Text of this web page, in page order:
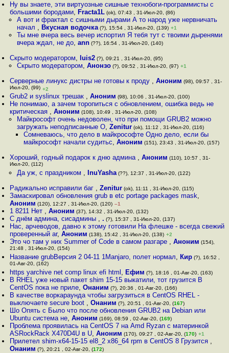
Ну вы знаете, эти виртуозные сишные технобоги-программисты с
большими бородами, Fracta1L (ok), 07:43 , 31-Июл-20, (86)
А вот и фрактал с сишными дырами А то народ уже нервничать
начал , Вкусная водочка(?), 15:54 , 31-Июл-20, (139) +1
Ты мне вчера весь вечер испортил Я тебя тут с твоими дыренями
вчера ждал, не до, ann(??), 16:54 , 31-Июл-20, (140)
Скрыто модератором, luis2 (?), 09:21 , 31-Июл-20, (95)
Скрыто модератором, Анонзо(?), 09:52 , 31-Июл-20, (97) +1
Серверные линукс дистры не готовы к проду ,Аноним (98), 09:57 , 31-
Июл-20, (99) +2
Grub2 и syslinux трешак ,Аноним (98), 10:06 , 31-Июл-20, (100)
Не понимаю, а зачем торопиться с обновлением, ошибка ведь не
критическая ,Аноним (108), 10:49 , 31-Июл-20, (108)
Майкрософт очень недоволен, что при помощи GRUB2 можно
загружать неподписанные О, Zenitur(ok), 11:12 , 31-Июл-20, (116)
Сомневаюсь, что дело в майкрософте Одно дело, если бы
майкрософт начали судитьс, Аноним (151), 23:43 , 31-Июл-20, (157)
Хороший, годный подарок к дню админа ,Аноним (110), 10:57 , 31-
Июл-20, (112)
Да уж, с праздником , InuYasha(??), 12:37 , 31-Июл-20, (122)
Радикально исправили баг ,Zenitur (ok), 11:11 , 31-Июл-20, (115)
Замаскировал обновления grub в etc portage packages mask,
Аноним (120), 12:27 , 31-Июл-20, (120) –1
1 8211 Нет ,Аноним (37), 14:32 , 31-Июл-20, (132)
С днём админа, сисадмины ,. (?), 15:37 , 31-Июл-20, (137)
Нас, арчеводов, давно к этому готовили На флешке - всегда свежий
проверенный ar,Аноним (138), 15:42 , 31-Июл-20, (138) +2
Это чо там у них Summer of Code в самом разгаре ,Аноним (154),
21:48 , 31-Июл-20, (154)
Название grubВерсия 2 04-11 1Manjaro, полет нормал, Кир (?), 16:52 ,
01-Авг-20, (162)
https yarchive net comp linux efi html , Ефим (?), 18:16 , 01-Авг-20, (163)
В RHEL уже новый пакет shim 15-15 выкатили, тот грузится В
CentOS пока не приле,Онаним (?), 20:36 , 01-Авг-20, (166)
В качестве воркараунда чтобы загрузиться в CentOS RHEL -
выключаете secure boot ,Онаним (?), 20:51 , 01-Авг-20, (167)
Шо Опять c Было что после обновления GRUB2 на Debian или
Ubuntu система не,Аноним (169), 08:59 , 02-Авг-20, (169)
Проблема проявилась на CentOS 7 на Amd Ryzan с материнкой
ASRockRack X470D4U в U,Аноним (170), 09:27 , 02-Авг-20, (170) +1
Прилетел shim-x64-15-15 el8_2 x86_64 rpm в CentOS 8 Грузится ,
Онаним (?), 20:21 , 02-Авг-20, (172)